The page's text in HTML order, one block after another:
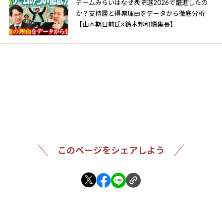
チームみらいはなぜ衆院選2026で躍進したの
か？支持層と得票理由をデータから徹底分析
【山本期日前氏×鈴木邦和編集長】
このページをシェアしよう